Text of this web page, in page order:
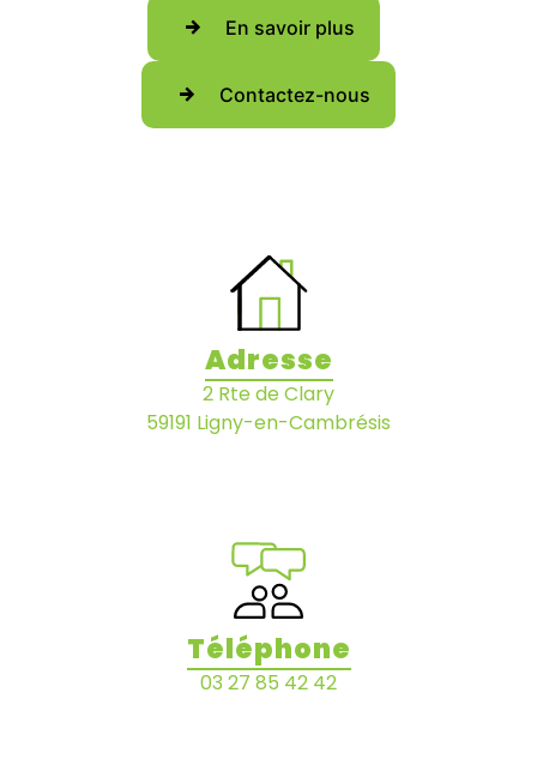
En savoir plus
Contactez-nous
Adresse
2 Rte de Clary
59191 Ligny-en-Cambrésis
Téléphone
03 27 85 42 42